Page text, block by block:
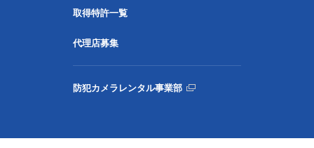
取得特許一覧
代理店募集
防犯カメラレンタル事業部